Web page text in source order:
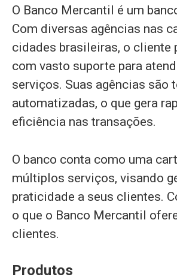
O Banco Mercantil é um
Com diversas agências nas
cidades brasileiras, o cliente
com vasto suporte para
serviços. Suas agências são
automatizadas, o que gera
eficiência nas transações.
O banco conta como uma
múltiplos serviços, visando
praticidade a seus clientes.
o que o Banco Mercantil
clientes.
Produtos